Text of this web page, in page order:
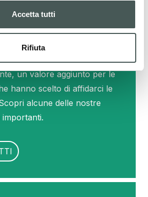
Accetta tutti
Rifiuta
per noi è unico e parla del
un valore aggiunto per le
hanno scelto di affidarci le
alcune delle nostre